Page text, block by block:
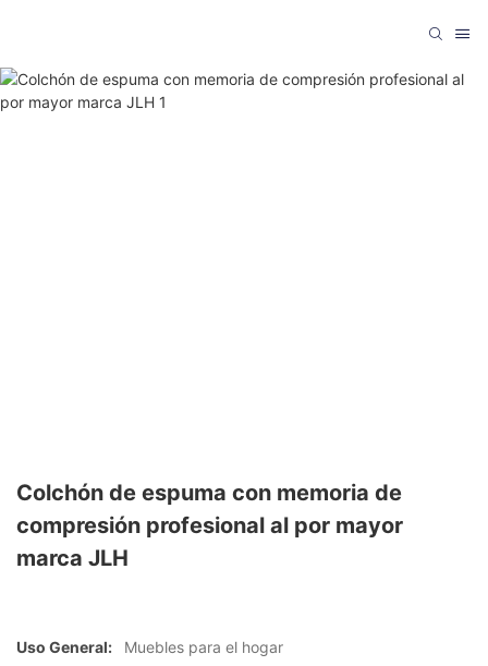
Colchón de espuma con memoria de
compresión profesional al por mayor
marca JLH
Uso General:
Muebles para el hogar